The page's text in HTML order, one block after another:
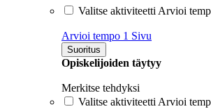
Valitse aktiviteetti Arvioi
Arvioi tempo 1 Sivu
Suoritus
Opiskelijoiden täytyy
Merkitse tehdyksi
Valitse aktiviteetti Arvioi